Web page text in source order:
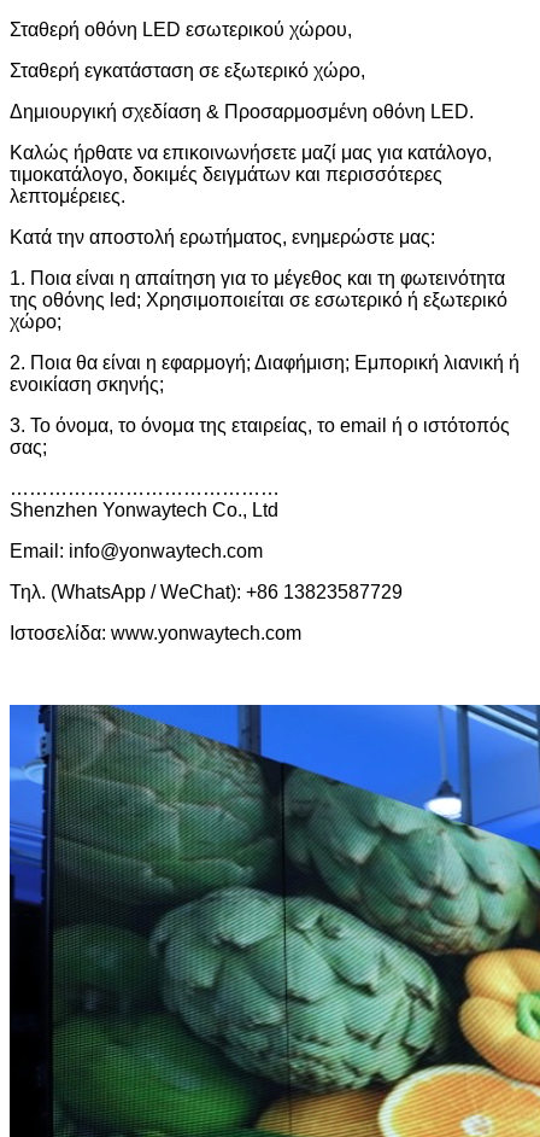
Σταθερή οθόνη LED εσωτερικού χώρου,
Σταθερή εγκατάσταση σε εξωτερικό χώρο,
Δημιουργική σχεδίαση & Προσαρμοσμένη οθόνη LED.
Καλώς ήρθατε να επικοινωνήσετε μαζί μας για κατάλογο,
τιμοκατάλογο, δοκιμές δειγμάτων και περισσότερες
λεπτομέρειες.
Κατά την αποστολή ερωτήματος, ενημερώστε μας:
1. Ποια είναι η απαίτηση για το μέγεθος και τη φωτεινότητα
της οθόνης led; Χρησιμοποιείται σε εσωτερικό ή εξωτερικό
χώρο;
2. Ποια θα είναι η εφαρμογή; Διαφήμιση; Εμπορική λιανική ή
ενοικίαση σκηνής;
3. Το όνομα, το όνομα της εταιρείας, το email ή ο ιστότοπός
σας;
……………………………………
Shenzhen Yonwaytech Co., Ltd
Email: info@yonwaytech.com
Τηλ. (WhatsApp / WeChat): +86 13823587729
Ιστοσελίδα: www.yonwaytech.com